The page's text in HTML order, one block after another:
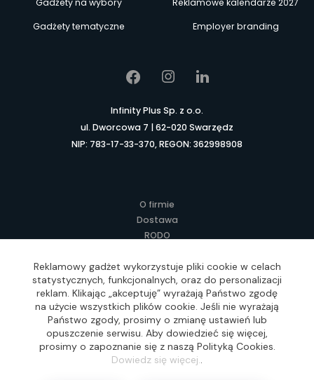
Gadżety na wybory
Reklamowe kalendarze 2027
Gadżety tematyczne
Employer branding
Infinity Plus Sp. z o.o.
ul. Dworcowa 7 | 62-020 Swarzędz
NIP: 783-17-33-370, REGON: 362998908
O firmie
Dostawa
RODO
Regulamin
Lokalne Gadżety Reklamowe
Jak zamawiać?
Słownik pojęć
FAQ
Reklamowy gadżet wykorzystuje pliki cookie w celach
statystycznych, funkcjonalnych, oraz do personalizacji
reklam. Klikając „akceptuję” wyrażają Państwo zgodę
na użycie wszystkich plików cookie. Jeśli nie wyrażają
Państwo zgody, prosimy o zmianę ustawień lub
opuszczenie serwisu. Aby dowiedzieć się więcej,
prosimy o zapoznanie się z naszą Polityką Cookies.
Dowiedz się więcej..